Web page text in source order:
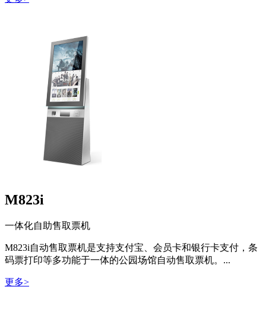
M823i
一体化自助售取票机
M823i自动售取票机是支持支付宝、会员卡和银行卡支付，条
码票打印等多功能于一体的公园场馆自动售取票机。...
更多>